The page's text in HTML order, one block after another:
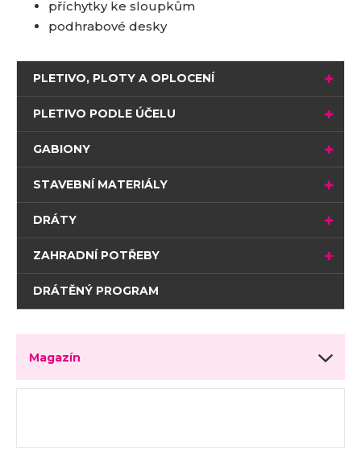
příchytky ke sloupkům
podhrabové desky
PLETIVO, PLOTY A OPLOCENÍ
PLETIVO PODLE ÚČELU
GABIONY
STAVEBNÍ MATERIÁLY
DRÁTY
ZAHRADNÍ POTŘEBY
DRÁTĚNÝ PROGRAM
Magazín